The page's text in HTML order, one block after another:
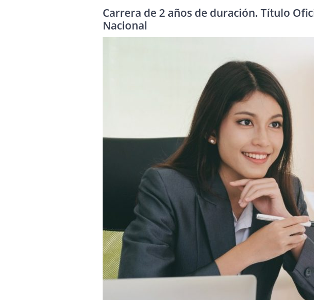
Carrera de 2 años de duración. Título
Nacional